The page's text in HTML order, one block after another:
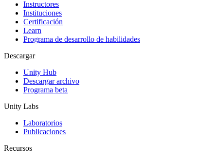
Juegos XR
Lanza juegos XR en múltiples plataformas
Juegos multijugador
Instructores
Instituciones
Certificación
Learn
Programa de desarrollo de habilidades
Descargar
Unity Hub
Descargar archivo
Programa beta
Unity Labs
Laboratorios
Publicaciones
Recursos